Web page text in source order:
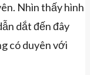
Nhìn thấy hình
dắt đến đây
có duyên với